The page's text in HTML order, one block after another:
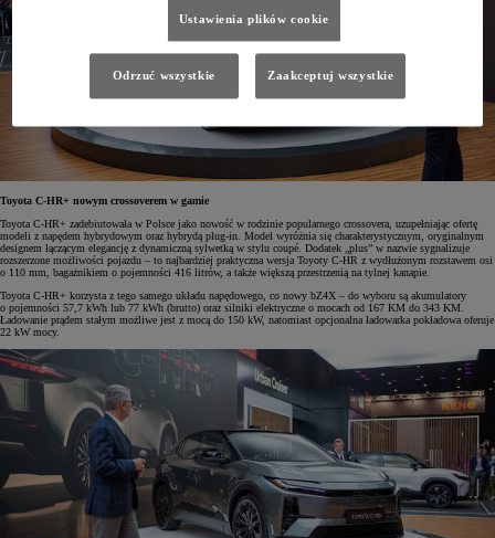
Toyota C-HR+ nowym crossoverem w gamie
Toyota C-HR+ zadebiutowała w Polsce jako nowość w rodzinie popularnego crossovera, uzupełniając ofertę
modeli z napędem hybrydowym oraz hybrydą plug-in. Model wyróżnia się charakterystycznym, oryginalnym
designem łączącym elegancję z dynamiczną sylwetką w stylu coupé. Dodatek „plus” w nazwie sygnalizuje
rozszerzone możliwości pojazdu – to najbardziej praktyczna wersja Toyoty C-HR z wydłużonym rozstawem osi
o 110 mm, bagażnikiem o pojemności 416 litrów, a także większą przestrzenią na tylnej kanapie.
Toyota C-HR+ korzysta z tego samego układu napędowego, co nowy bZ4X – do wyboru są akumulatory
o pojemności 57,7 kWh lub 77 kWh (brutto) oraz silniki elektryczne o mocach od 167 KM do 343 KM.
Ładowanie prądem stałym możliwe jest z mocą do 150 kW, natomiast opcjonalna ładowarka pokładowa oferuje
22 kW mocy.
Ustawienia plików cookie
Odrzuć wszystkie Zaakceptuj wszystkie